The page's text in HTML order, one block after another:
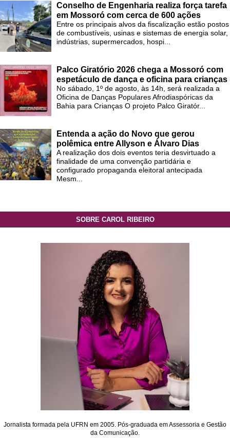
Conselho de Engenharia realiza força tarefa
em Mossoró com cerca de 600 ações
Entre os principais alvos da fiscalização estão postos
de combustíveis, usinas e sistemas de energia solar,
indústrias, supermercados, hospi...
Palco Giratório 2026 chega a Mossoró com
espetáculo de dança e oficina para crianças
No sábado, 1º de agosto, às 14h, será realizada a
Oficina de Danças Populares Afrodiaspóricas da
Bahia para Crianças O projeto Palco Giratór...
Entenda a ação do Novo que gerou
polêmica entre Allyson e Álvaro Dias
A realização dos dois eventos teria desvirtuado a
finalidade de uma convenção partidária e
configurado propaganda eleitoral antecipada
Mesm...
SOBRE CAROL RIBEIRO
Jornalista formada pela UFRN em 2005. Pós-graduada em Assessoria e Gestão
da Comunicação.